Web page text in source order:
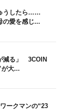
ゅうしたら……
の愛を感じ...
減る」 3COIN
が大...
ークマンの“23